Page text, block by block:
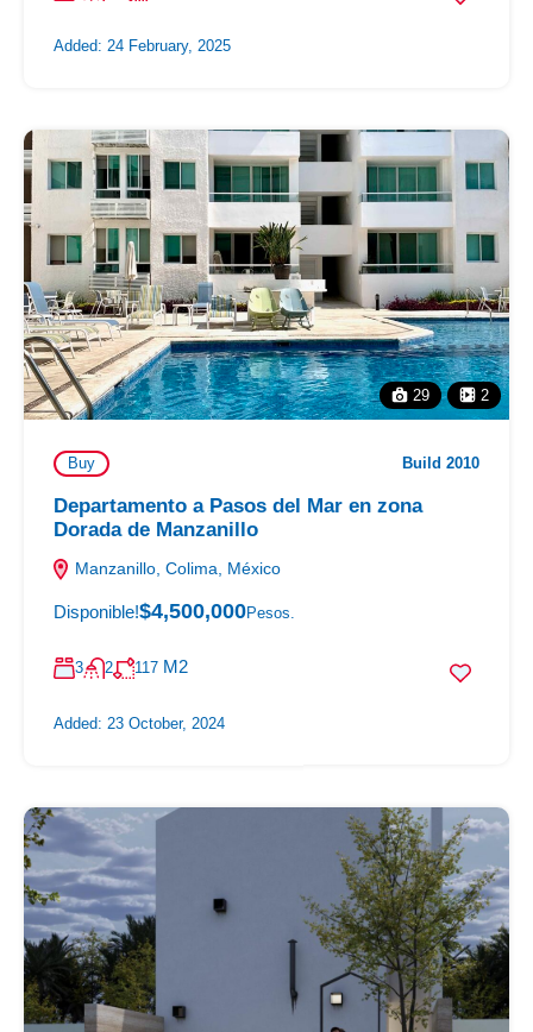
Added: 24 February, 2025
29 2
Buy Build 2010
Departamento a Pasos del Mar en zona
Dorada de Manzanillo
Manzanillo, Colima, México
Disponible!$4,500,000Pesos.
3 2 117 M2
Added: 23 October, 2024